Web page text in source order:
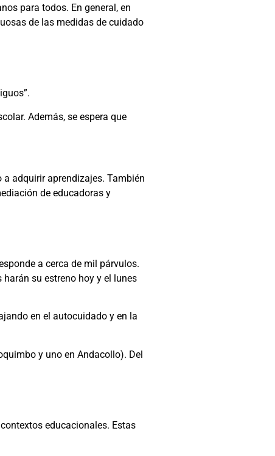
para todos. En general, en
de las medidas de cuidado
Además, se espera que
a adquirir aprendizajes. También
de educadoras y
a cerca de mil párvulos.
su estreno hoy y el lunes
en el autocuidado y en la
y uno en Andacollo). Del
educacionales. Estas